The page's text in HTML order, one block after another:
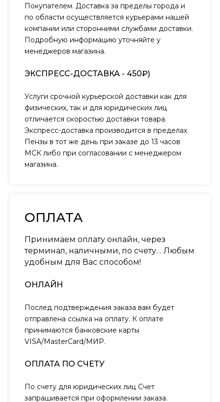
Покупателем. Доставка за пределы города и
по области осуществляется курьерами нашей
компании или сторонними службами доставки.
Подробную информацию уточняйте у
менеджеров магазина.
ЭКСПРЕСС-ДОСТАВКА - 450₽)
Услуги срочной курьерской доставки как для
физических, так и для юридических лиц
отличается скоростью доставки товара.
Экспресс-доставка производится в пределах
Пензы в тот же день при заказе до 13 часов
МСК либо при согласовании с менеджером
магазина.
ОПЛАТА
Принимаем оплату онлайн, через
терминал, наличными, по счету… Любым
удобным для Вас способом!
ОНЛАЙН
Послед подтверждения заказа вам будет
отправлена ссылка на оплату. К оплате
принимаются банковские карты
VISA/MasterCard/МИР.
ОПЛАТА ПО СЧЕТУ
По счету для юридических лиц Счет
запрашивается при оформлении заказа.